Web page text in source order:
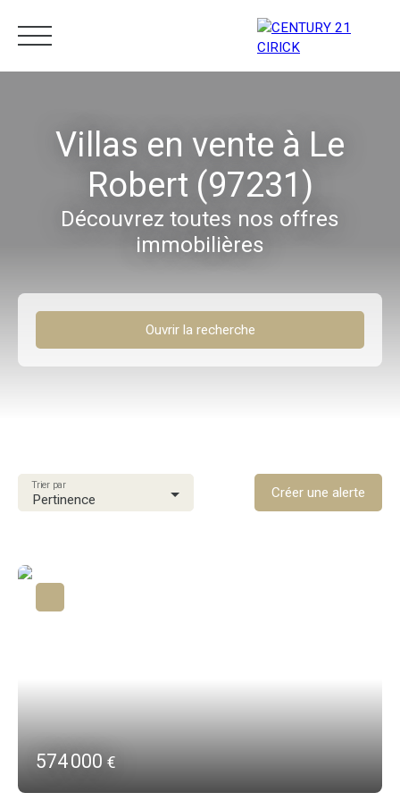
Estimation 05 96 10 62 21
Villas en vente à Le
Robert (97231)
Découvrez toutes nos offres
immobilières
Ouvrir la recherche
Le Robert (97231)
Localisation
Surface min (m²)
Pertinence
Trier par Créer une alerte
574 000 €